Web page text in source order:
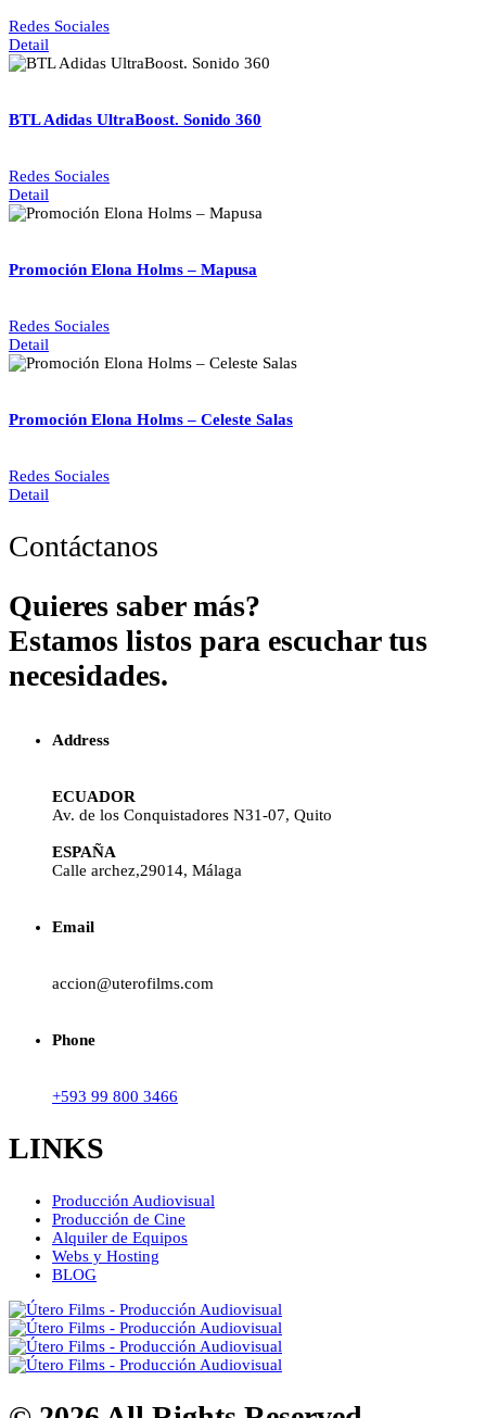
Redes Sociales
Detail
BTL Adidas UltraBoost. Sonido 360
Redes Sociales
Detail
Promoción Elona Holms – Mapusa
Redes Sociales
Detail
Promoción Elona Holms – Celeste Salas
Redes Sociales
Detail
Contáctanos
Quieres saber más?
Estamos listos para escuchar tus
necesidades.
Address
ECUADOR
Av. de los Conquistadores N31-07, Quito
ESPAÑA
Calle archez,29014, Málaga
Email
accion@uterofilms.com
Phone
+593 99 800 3466
LINKS
Producción Audiovisual
Producción de Cine
Alquiler de Equipos
Webs y Hosting
BLOG